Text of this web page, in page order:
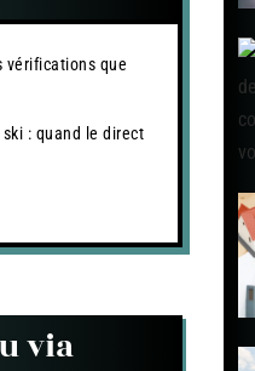
vérifications que
: quand le direct
via